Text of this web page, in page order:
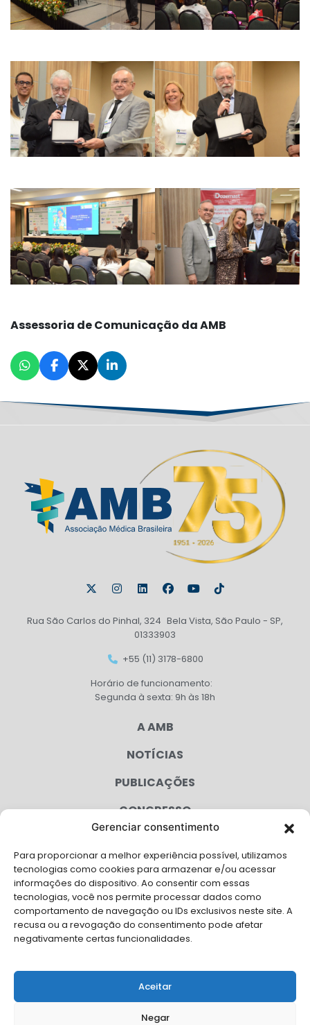
Gerenciar consentimento
Para proporcionar a melhor experiência possível, utilizamos
tecnologias como cookies para armazenar e/ou acessar
informações do dispositivo. Ao consentir com essas
tecnologias, você nos permite processar dados como
comportamento de navegação ou IDs exclusivos neste site. A
recusa ou a revogação do consentimento pode afetar
negativamente certas funcionalidades.
Aceitar
Negar
Assessoria de Comunicação da AMB
Rua São Carlos do Pinhal, 324 Bela Vista, São Paulo - SP,
01333903
+55 (11) 3178-6800
Horário de funcionamento:
Segunda à sexta: 9h às 18h
A AMB
NOTÍCIAS
PUBLICAÇÕES
CONGRESSO
CAMPANHAS
SERVIÇOS
FILIADAS
FALE CONOSCO
Solicite Apoio Institucional da AMB para o seu evento